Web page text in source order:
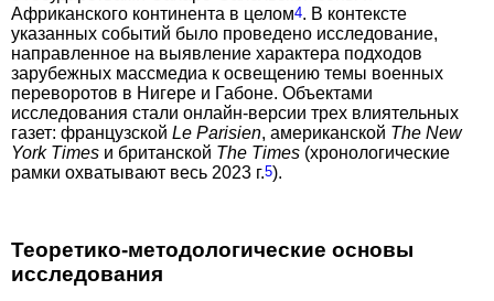
Африканского континента в целом4. В контексте
указанных событий было проведено исследование,
направленное на выявление характера подходов
зарубежных массмедиа к освещению темы военных
переворотов в Нигере и Габоне. Объектами
исследования стали онлайн-версии трех влиятельных
газет: французской Le Parisien, американской The New
York Times и британской The Times (хронологические
рамки охватывают весь 2023 г.5).
Теоретико-методологические основы
исследования